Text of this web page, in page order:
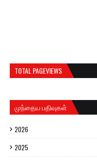
TOTAL PAGEVIEWS
முந்தைய பதிவுகள்
2026
2025